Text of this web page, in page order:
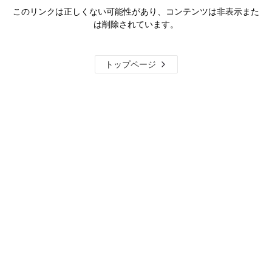
このリンクは正しくない可能性があり、コンテンツは非表示また
は削除されています。
トップページ